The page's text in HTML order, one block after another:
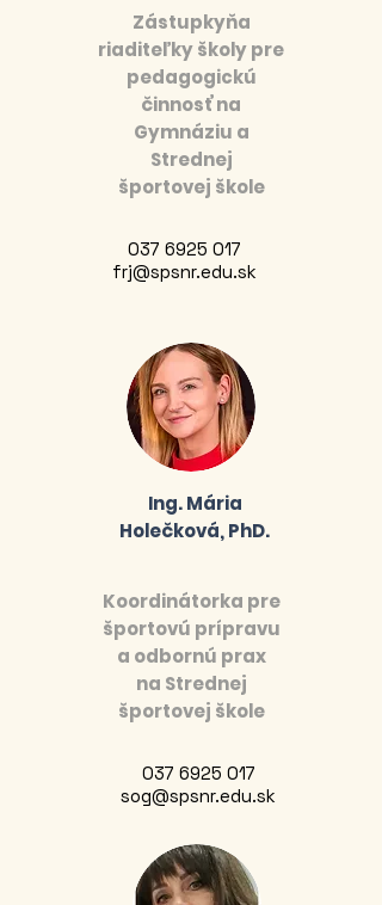
Zástupkyňa
riaditeľky školy pre
pedagogickú
činnosť na
Gymnáziu a
Strednej
športovej škole
037 6925 017
frj@spsnr.edu.sk
Ing. Mária
Holečková, PhD.
Koordinátorka pre
športovú prípravu
a odbornú prax
na Strednej
športovej škole
037 6925 017
sog@spsnr.edu.sk